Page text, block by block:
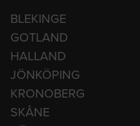
HITTA
BLEKINGE
GOTLAND
HALLAND